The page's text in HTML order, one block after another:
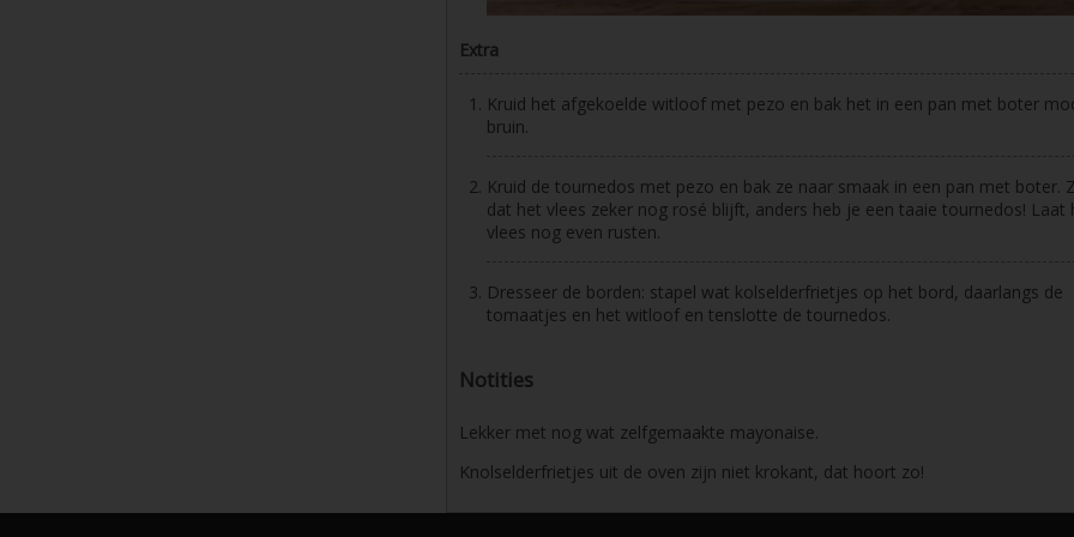
Extra
Kruid het afgekoelde witloof met pezo en bak het in een pan met boter
bruin.
Kruid de tournedos met pezo en bak ze naar smaak in een pan met boter.
dat het vlees zeker nog rosé blijft, anders heb je een taaie tournedos! Laat
vlees nog even rusten.
Dresseer de borden: stapel wat kolselderfrietjes op het bord, daarlangs de
tomaatjes en het witloof en tenslotte de tournedos.
Notities
Lekker met nog wat zelfgemaakte mayonaise.
Knolselderfrietjes uit de oven zijn niet krokant, dat hoort zo!